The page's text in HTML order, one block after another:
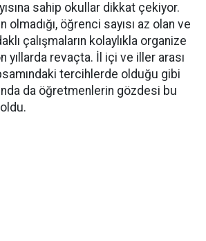
sahip okullar dikkat çekiyor.
olmadığı, öğrenci sayısı az olan ve
çalışmaların kolaylıkla organize
yıllarda revaçta. İl içi ve iller arası
tercihlerde olduğu gibi
da öğretmenlerin gözdesi bu